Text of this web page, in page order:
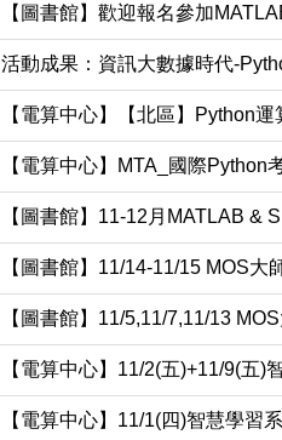
【圖書館】歡迎報名參加
活動成果：資訊大數據時代-
【電算中心】【北區】Python
【電算中心】MTA_國際Python
【圖書館】11-12月MATLAB &
【圖書館】11/14-11/15 MOS
【圖書館】11/5,11/7,11/13
【電算中心】11/2(五)+11/9(五)
【電算中心】11/1(四)智慧學習